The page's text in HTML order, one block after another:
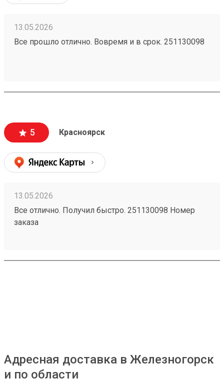
13.05.2026
Все прошло отлично. Вовремя и в срок. 251130098
5 Красноярск
13.05.2026
Все отлично. Получил быстро. 251130098 Номер
заказа
Адресная доставка в Железногорск
и по области